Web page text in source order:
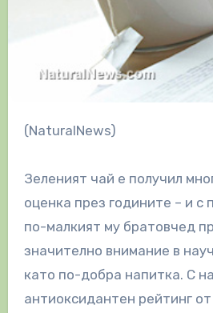
(NaturalNews)
Зеленият чай е получил
оценка през годините – и с
по-малкият му братовчед
значително внимание в
като по-добра напитка. С
антиоксидантен рейтинг